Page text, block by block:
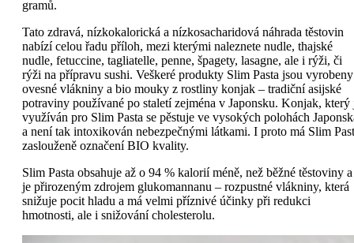
gramů.
Tato zdravá, nízkokalorická a nízkosacharidová náhrada těstovin
nabízí celou řadu příloh, mezi kterými naleznete nudle, thajské
nudle, fetuccine, tagliatelle, penne, špagety, lasagne, ale i rýži, či
rýži na přípravu sushi. Veškeré produkty Slim Pasta jsou
ovesné vlákniny a bio mouky z rostliny konjak – tradiční asijské
potraviny používané po staletí zejména v Japonsku. Konjak, který
využíván pro Slim Pasta se pěstuje ve vysokých polohách
a není tak intoxikován nebezpečnými látkami. I proto má Slim
zaslouženě označení BIO kvality.
Slim Pasta obsahuje až o 94 % kalorií méně, než běžné těstoviny a
je přirozeným zdrojem glukomannanu – rozpustné vlákniny, která
snižuje pocit hladu a má velmi příznivé účinky při redukci
hmotnosti, ale i snižování cholesterolu.